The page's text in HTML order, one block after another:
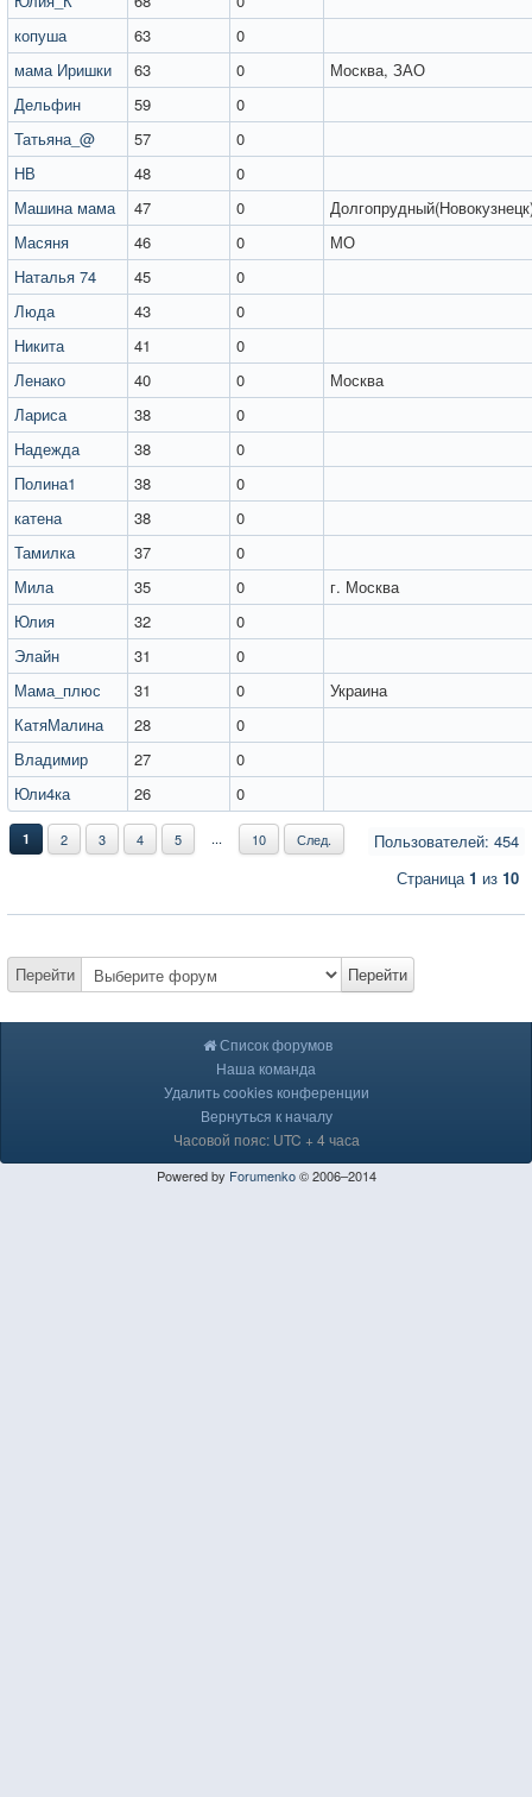
копуша
63
0
мама Иришки
63 0
Москва, ЗАО
Дельфин
59
0
Татьяна_@
57
0
НВ
48
0
Машина мама
47 0
Масяня
46 0
МО
Наталья 74
45
0
Люда
43
0
Никита
41
0
Ленако
40 0
Москва
Лариса
38
0
Надежда
38
0
Полина1
38
0
катена
38
0
Тамилка
37
0
Мила
35 0
г. Москва
Юлия
32
0
Элайн
31
0
Мама_плюс
31 0
Украина
КатяМалина
28
0
Владимир
27
0
Юли4ка
26 0
Пользователей: 454
1 2 3 4 5 ... 10 След.
Страница1 из 10
Перейти Перейти
Список форумов
Наша команда
Удалить cookies конференции
Вернуться к началу
Часовой пояс: UTC + 4 часа
Powered by Forumenko© 2006–2014